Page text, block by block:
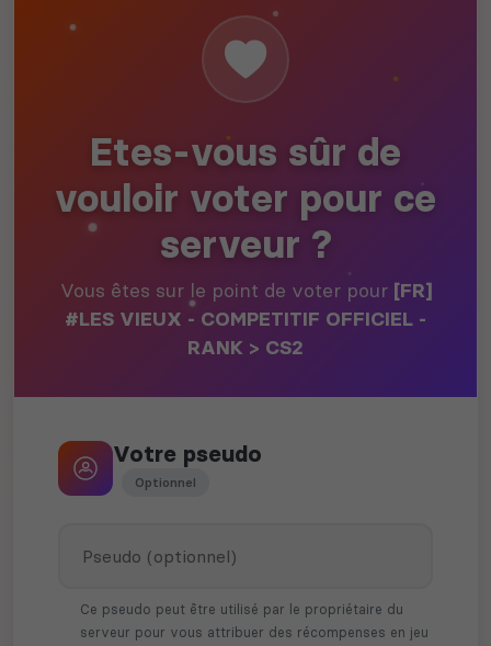
Etes-vous sûr de
vouloir voter pour ce
serveur ?
Vous êtes sur le point de voter pour [FR]
#LES VIEUX - COMPETITIF OFFICIEL -
RANK > CS2
Votre pseudo
Optionnel
Ce pseudo peut être utilisé par le propriétaire du
serveur pour vous attribuer des récompenses en jeu